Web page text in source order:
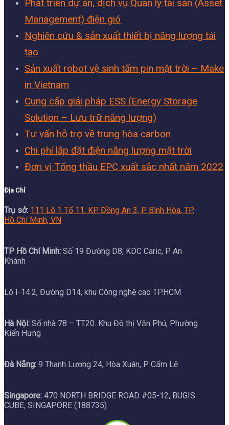
Phát triển dự án, dịch vụ Quản lý tài sản (Asset
Management) điện gió
Nghiên cứu & sản xuất thiết bị năng lượng tái
tạo
Sản xuất robot vệ sinh tấm pin mặt trời – Make
in Vietnam
Cung cấp giải pháp ESS (Energy Storage
Solution – Lưu trữ năng lượng)
Tư vấn hỗ trợ về trung hòa carbon
Chi phí lắp đặt điện năng lượng mặt trời
Đơn vị Tổng thầu EPC xuất sắc nhất năm 2022
Địa Chỉ
Trụ sở: 111 Lô 1 Tổ 11, KP. Đồng An 3, P. Bình Hòa, TP.
Hồ Chí Minh, VN
TP Hồ Chí Minh: Số 19 Đường D8, KDC Caric, P. An
Khánh
Lô I-14.2, Đường D14, khu Công nghệ cao TP.HCM
Hà Nội: Số nhà 78 – TT20. Khu Đô thị Văn Phú, Phường
Kiến Hưng
Đà Nẵng: 9 Thanh Lương 24, Hòa Xuân, P. Cẩm Lệ
Singapore: 470 NORTH BRIDGE ROAD #05-12, BUGIS
CUBE, SINGAPORE (188735)